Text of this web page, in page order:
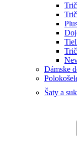
Dámske
Šaty a